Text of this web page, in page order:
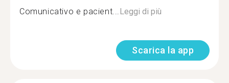
Comunicativo e pacient...Leggi di più
Scarica la app